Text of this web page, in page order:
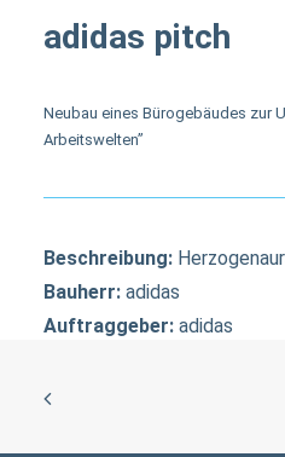
adidas pitch
Neubau eines Bürogebäudes zur
Arbeitswelten”
Beschreibung:
Bauherr: adidas
Auftraggeber: adidas
Fakten: